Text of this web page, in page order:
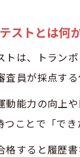
ストとは何
トは、トラン
員が採点す
動能力の向上
つことで「で
格すると履歴